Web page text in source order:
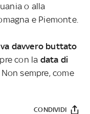
o alla
e Piemonte.
davvero buttato
con la data di
sempre, come
CONDIVIDI